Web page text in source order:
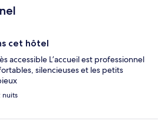
cet hôtel
accessible L’accueil est professionnel
silencieuses et les petits
nuits